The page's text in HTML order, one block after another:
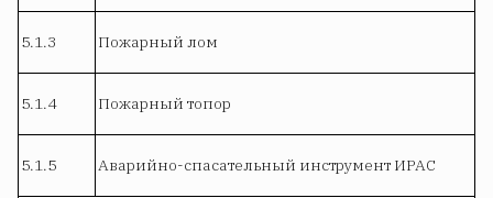
5.1.3 Пожарный лом
5.1.4 Пожарный топор
5.1.5 Аварийно-спасательный инструмент ИРАС